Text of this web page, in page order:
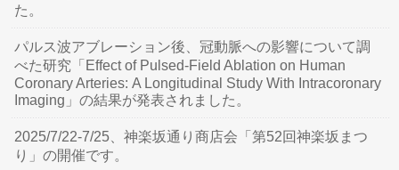
た。
パルス波アブレーション後、冠動脈への影響について調
べた研究「Effect of Pulsed-Field Ablation on Human
Coronary Arteries: A Longitudinal Study With Intracoronary
Imaging」の結果が発表されました。
2025/7/22-7/25、神楽坂通り商店会「第52回神楽坂まつ
り」の開催です。